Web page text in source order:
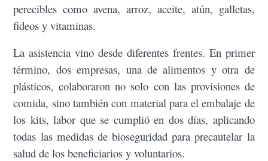
perecibles como avena, arroz, aceite, atún, galletas,
fideos y vitaminas.
La asistencia vino desde diferentes frentes. En primer
término, dos empresas, una de alimentos y otra de
plásticos, colaboraron no solo con las provisiones de
comida, sino también con material para el embalaje de
los kits, labor que se cumplió en dos días, aplicando
todas las medidas de bioseguridad para precautelar la
salud de los beneficiarios y voluntarios.